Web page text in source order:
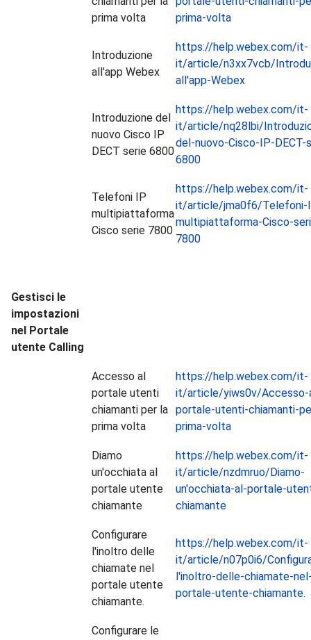
prima volta
prima-volta
Introduzione
all'app Webex
https://help.webex.com/it-
it/article/n3xx7vcb/
all'app-Webex
Introduzione del
nuovo Cisco IP
DECT serie 6800
https://help.webex.com/it-
it/article/nq28lbi/
del-nuovo-Cisco-IP-DECT-
6800
Telefoni IP
multipiattaforma
Cisco serie 7800
https://help.webex.com/it-
it/article/jma0f6/Telefoni-
multipiattaforma-Cisco-
7800
Gestisci le
impostazioni
nel Portale
utente Calling
Accesso al
portale utenti
chiamanti per la
prima volta
https://help.webex.com/it-
it/article/yiws0v/Accesso-
portale-utenti-chiamanti-
prima-volta
Diamo
un'occhiata al
portale utente
chiamante
https://help.webex.com/it-
it/article/nzdmruo/Diamo-
un'occhiata-al-portale-
chiamante
Configurare
l'inoltro delle
chiamate nel
portale utente
chiamante.
https://help.webex.com/it-
it/article/n07p0i6/
l'inoltro-delle-chiamate-
portale-utente-chiamante.
Configurare le